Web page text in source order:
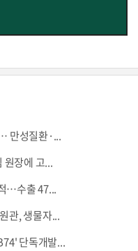
만성질환·...
원장에 고...
…수출 47...
관, 생물자...
단독개발...